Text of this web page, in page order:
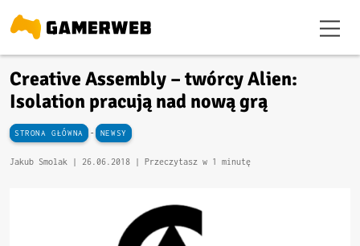
Creative Assembly – twórcy Alien:
Isolation pracują nad nową grą
STRONA GŁÓWNA - NEWSY
Jakub Smolak | 26.06.2018 | Przeczytasz w 1 minutę